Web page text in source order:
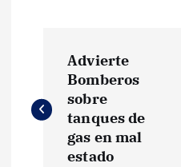
v
Advierte
Bomberos
sobre
tanques de
gas en mal
estado